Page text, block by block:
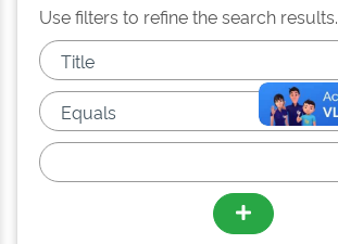
Use filters to refine the search results.